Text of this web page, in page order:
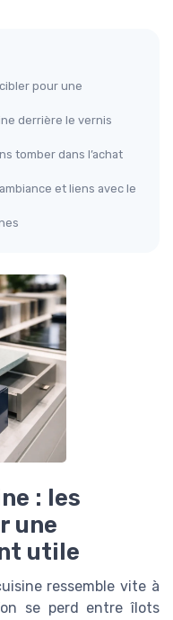
pour une
derrière le vernis
tomber dans l’achat
et liens avec le
: les
une
utile
ressemble vite à
se perd entre îlots